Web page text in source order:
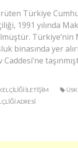
Türkiye
1991 yılında
Türkiye’nin
binasında yer
ILETIŞIM
ADRESI